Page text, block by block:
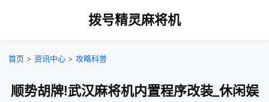
拨号精灵麻将机
首页 > 资讯中心 > 攻略科普
顺势胡牌!武汉麻将机内置程序改装_休闲娱